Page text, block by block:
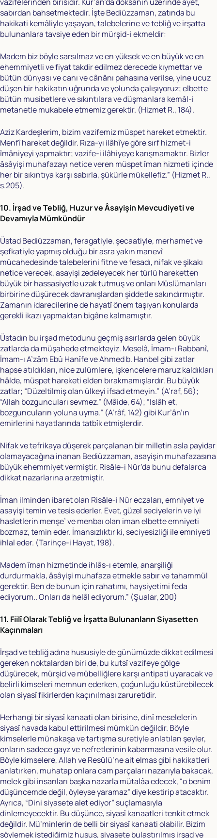
sabırdan bahsetmektedir. İşte Bediüzzaman, zatında bu
hakikati kemâliyle yaşayan, talebelerine ve tebliğ ve irşatta
bulunanlara tavsiye eden bir mürşid-i ekmeldir:
Madem biz böyle sarsılmaz ve en yüksek ve en büyük ve en
ehemmiyetli ve fiyat takdir edilmez derecede kıymettar ve
bütün dünyası ve canı ve cânânı pahasına verilse, yine ucuz
düşen bir hakikatın uğrunda ve yolunda çalışıyoruz; elbette
bütün musibetlere ve sıkıntılara ve düşmanlara kemâl-i
metanetle mukabele etmemiz gerektir. (Hizmet R., 184).
Aziz Kardeşlerim, bizim vazifemiz müspet hareket etmektir.
Menfî hareket değildir. Rıza-yı ilâhîye göre sırf hizmet-i
îmâniyeyi yapmaktır; vazife-i ilâhiyeye karışmamaktır. Bizler
âsâyişi muhafazayı netice veren müspet îman hizmeti içinde
her bir sıkıntıya karşı sabırla, şükürle mükellefiz.” (Hizmet R.,
s.205).
10. İrşad ve Tebliğ, Huzur ve Âsayişin Mevcudiyeti ve
Devamıyla Mümkündür
Üstad Bediüzzaman, feragatiyle, şecaatiyle, merhamet ve
şefkatiyle yapmış olduğu bir asra yakın manevî
mücahedesinde talebelerini fitne ve fesadı, nifak ve şikakı
netice verecek, asayişi zedeleyecek her türlü hareketten
büyük bir hassasiyetle uzak tutmuş ve onları Müslümanları
birbirine düşürecek davranışlardan şiddetle sakındırmıştır.
Zamanın idarecilerine de hayatî önem taşıyan konularda
gerekli ikazı yapmaktan bigâne kalmamıştır.
Üstadın bu irşad metodunu geçmiş asırlarda gelen büyük
zatlarda da müşahede etmekteyiz. Meselâ, İmam-ı Rabbanî,
İmam-ı A’zâm Ebû Hanîfe ve Ahmed b. Hanbel gibi zatlar
hapse atıldıkları, nice zulümlere, işkencelere maruz kaldıkları
hâlde, müspet hareketi elden bırakmamışlardır. Bu büyük
zatlar; “Düzeltilmiş olan ülkeyi ifsad etmeyin.” (A’raf, 56);
“Allah bozguncuları sevmez.” (Mâide, 64); “Islâh et,
bozguncuların yoluna uyma.” (A’râf, 142) gibi Kur’ân’ın
emirlerini hayatlarında tatbîk etmişlerdir.
Nifak ve tefrikaya düşerek parçalanan bir milletin asla payidar
olamayacağına inanan Bediüzzaman, asayişin muhafazasına
büyük ehemmiyet vermiştir. Risâle-i Nûr’da bunu defalarca
dikkat nazarlarına arzetmiştir.
İman ilminden ibaret olan Risâle-i Nûr eczaları, emniyet ve
asayişi temin ve tesis ederler. Evet, güzel seciyelerin ve iyi
hasletlerin menşe’ ve menbaı olan iman elbette emniyeti
bozmaz, temin eder. İmansızlıktır ki, seciyesizliği ile emniyeti
ihlal eder. (Tarihçe-i Hayat, 198).
Madem îman hizmetinde ihlâs-ı etemle, anarşiliği
durdurmakla, âsâyişi muhafaza etmekle sabır ve tahammül
gerektir. Ben de bunun için rahatımı, haysiyetimi feda
ediyorum.. Onları da helâl ediyorum.” (Şualar, 200)
11. Fiilî Olarak Tebliğ ve İrşatta Bulunanların Siyasetten
Kaçınmaları
İrşad ve tebliğ adına hususiyle de günümüzde dikkat edilmesi
gereken noktalardan biri de, bu kutsî vazifeye gölge
düşürecek, mürşid ve mübelliğlere karşı antipati uyaracak ve
belirli kimseleri memnun ederken, çoğunluğu küstürebilecek
olan siyasî fikirlerden kaçınılması zaruretidir.
Herhangi bir siyasî kanaati olan birisine, dinî meselelerin
siyasî havada kabul ettirilmesi mümkün değildir. Böyle
kimselerle münakaşa ve tartışma suretiyle anlatılan şeyler,
onların sadece gayz ve nefretlerinin kabarmasına vesile olur.
Böyle kimselere, Allah ve Resûlü’ne ait elmas gibi hakikatleri
anlatırken, muhatap onlara cam parçaları nazarıyla bakacak,
melek gibi insanları başka nazarla mütalâa edecek, “o benim
düşüncemde değil, öyleyse yaramaz” diye kestirip atacaktır.
Ayrıca, “Dini siyasete alet ediyor” suçlamasıyla
dinlemeyecektir. Bu düşünce, siyasî kanaatleri tenkit etmek
değildir. Mü’minlerin de belli bir siyasî kanaati olabilir. Bizim
söylemek istediğimiz husus, siyasete bulaştırılmış irşad ve